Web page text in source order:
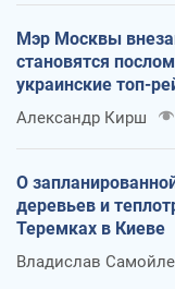
Мэр Москвы
становятся
украинские топ-
Александр Кирш
О
деревьев и
Теремках в Киеве
Владислав